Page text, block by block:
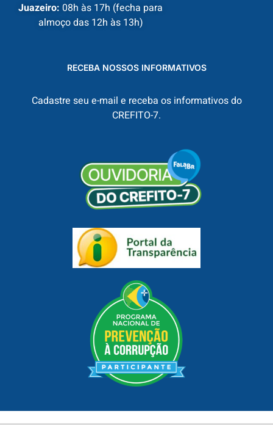
Juazeiro: 08h às 17h (fecha para
almoço das 12h às 13h)
RECEBA NOSSOS INFORMATIVOS
Cadastre seu e-mail e receba os informativos do
CREFITO-7.